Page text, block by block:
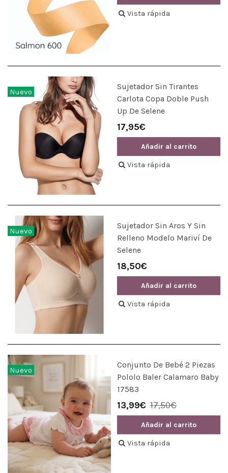
Vista rápida
Nuevo
Sujetador Sin Tirantes
Carlota Copa Doble Push
Up De Selene
17,95€
Añadir al carrito
Vista rápida
Nuevo
Sujetador Sin Aros Y Sin
Relleno Modelo Mariví De
Selene
18,50€
Añadir al carrito
Vista rápida
Nuevo
Conjunto De Bebé 2 Piezas
Pololo Baler Calamaro Baby
17583
13,99€ 17,50€
Añadir al carrito
Vista rápida